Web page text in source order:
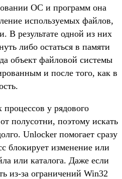
ОС и программ она
используемых файлов,
В результате одной из них
либо остаться в памяти
объект файловой системы
и после того, как в
у рядового
полусотни, поэтому искать
Unlocker помогает сразу
блокирует изменение или
или каталога. Даже если
из-за ограничений Win32